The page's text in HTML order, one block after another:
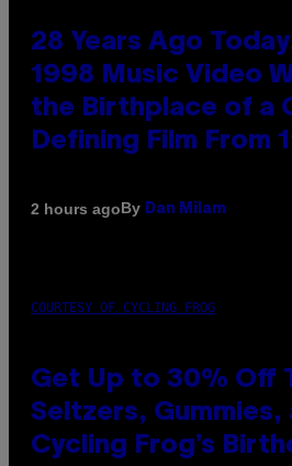
28 Years Ago
1998 Music Video
the Birthplace of a
Defining Film From
2 hours agoBy Dan Milam
COURTESY OF CYCLING FROG
Get Up to 30% Off
Seltzers, Gummies,
Cycling Frog’s